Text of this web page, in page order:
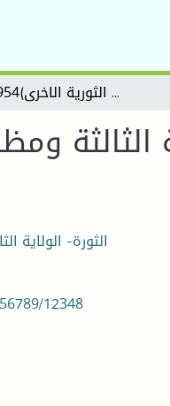
الثورة في الولاية الثالثة ومظاهر التآزر التاريخي بينها وبين الولايات الثورية الاخرى)1954-1962
الثورة- الولاية
12348